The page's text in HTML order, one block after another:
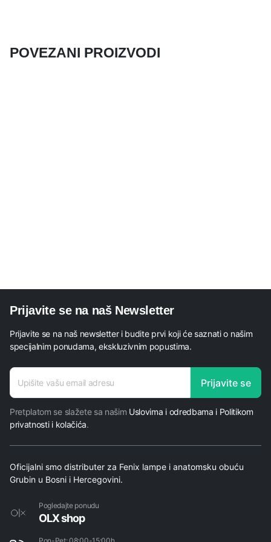
POVEZANI PROIZVODI
Prijavite se na naš Newsletter
Prijavite se na naš newsletter i budite prvi koji će saznati o našim
specijalnim ponudama, ekskluzivnim popustima.
E-
mail
mail
Prijavite se
Pretplatom se slažete sa našim Uslovima i odredbama i Politikom
privatnosti i kolačića.
Oficijalni smo distributer za Fenix lampe i anatomsku obuću
Grubin u Bosni i Hercegovini.
Pogledajte ponudu
OLX shop